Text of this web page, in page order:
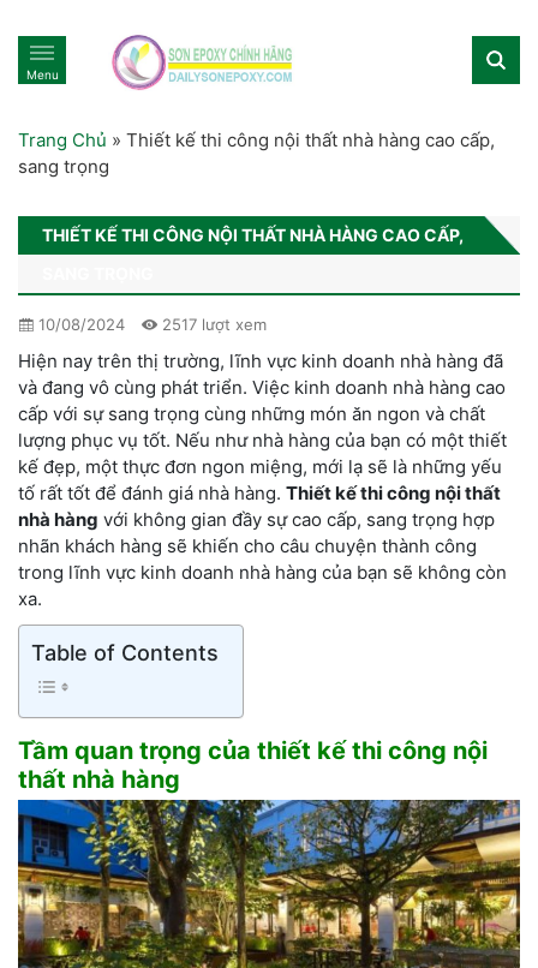
Menu
Trang Chủ » Thiết kế thi công nội thất nhà hàng cao cấp,
sang trọng
THIẾT KẾ THI CÔNG NỘI THẤT NHÀ HÀNG CAO CẤP,
10/08/2024 2517 lượt xem
Hiện nay trên thị trường, lĩnh vực kinh doanh nhà hàng đã
và đang vô cùng phát triển. Việc kinh doanh nhà hàng cao
cấp với sự sang trọng cùng những món ăn ngon và chất
lượng phục vụ tốt. Nếu như nhà hàng của bạn có một thiết
kế đẹp, một thực đơn ngon miệng, mới lạ sẽ là những yếu
tố rất tốt để đánh giá nhà hàng. Thiết kế thi công nội thất
nhà hàng với không gian đầy sự cao cấp, sang trọng hợp
nhãn khách hàng sẽ khiến cho câu chuyện thành công
trong lĩnh vực kinh doanh nhà hàng của bạn sẽ không còn
xa.
Table of Contents
Tầm quan trọng của thiết kế thi công nội
thất nhà hàng